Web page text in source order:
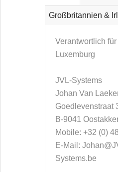
Großbritannien &
Verantwortlich
Luxemburg
JVL-Systems
Johan Van
Goedlevenstraat
B-9041
Mobile: +32 (0)
E-Mail:
Systems.be
Konventionelle
Diamant-Werkzeuge
Trennscheiben
ANWENDUNGEN
Getriebe & Verzahnung
Doppelplanseitenschleifen
Trennen & Schruppen